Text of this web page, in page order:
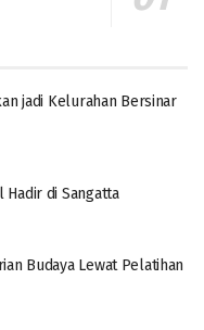
jadi Kelurahan Bersinar
Hadir di Sangatta
Budaya Lewat Pelatihan